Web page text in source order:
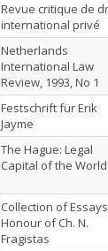
Revue critique de
international privé
Netherlands
International Law
Review, 1993, No 1
Festschrift für Erik
Jayme
The Hague: Legal
Capital of the World
Collection of
Honour of Ch. N.
Fragistas